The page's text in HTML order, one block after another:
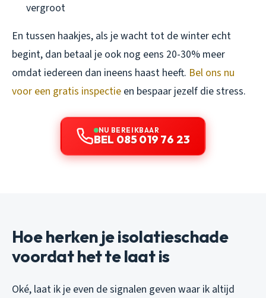
vergroot
En tussen haakjes, als je wacht tot de winter echt
begint, dan betaal je ook nog eens 20-30% meer
omdat iedereen dan ineens haast heeft. Bel ons nu
voor een gratis inspectie en bespaar jezelf die stress.
NU BEREIKBAAR
BEL 085 019 76 23
Hoe herken je isolatieschade
voordat het te laat is
Oké, laat ik je even de signalen geven waar ik altijd